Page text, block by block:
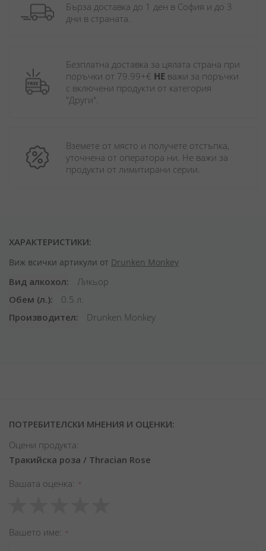
Бърза доставка до 1 ден в София и до 3
дни в страната.
Безплатна доставка за цялата страна при
поръчки от 79.99+€ НЕ важи за поръчки
с включени продукти от категория
"Други".
Вземете от място и получете отстъпка,
уточнена от оператора ни. Не важи за
продукти от лимитирани серии.
ХАРАКТЕРИСТИКИ:
Виж всички артикули от Drunken Monkey
Вид алкохол
Ликьор
Обем (л.)
0.5 л.
Производител
Drunken Monkey
ПОТРЕБИТЕЛСКИ МНЕНИЯ И ОЦЕНКИ:
Оцени продукта:
Тракийска роза / Thracian Rose
Вашата оценка
star
stars
stars
stars
stars
Вашето име